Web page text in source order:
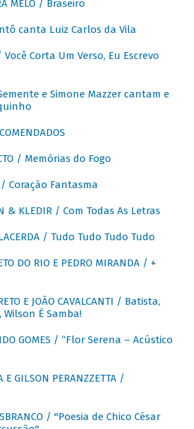
MELO / Braseiro
canta Luiz Carlos da Vila
Você Corta Um Verso, Eu Escrevo
e Simone Mazzer cantam e
/ Memórias do Fogo
/ Coração Fantasma
& KLEDIR / Com Todas As Letras
LACERDA / Tudo Tudo Tudo Tudo
DO RIO E PEDRO MIRANDA / +
E JOÃO CAVALCANTI / Batista,
Wilson É Samba!
GOMES / “Flor Serena – Acústico
E GILSON PERANZZETTA /
/ "Poesia de Chico César